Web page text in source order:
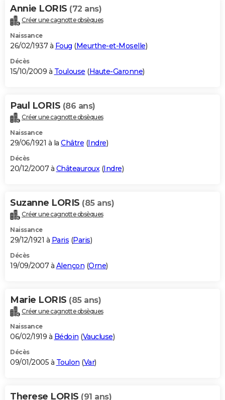
Annie LORIS (72 ans)
Créer une cagnotte obsèques
Naissance
26/02/1937 à Foug (Meurthe-et-Moselle)
Décès
15/10/2009 à Toulouse (Haute-Garonne)
Paul LORIS (86 ans)
Créer une cagnotte obsèques
Naissance
29/06/1921 à la Châtre (Indre)
Décès
20/12/2007 à Châteauroux(Indre)
Suzanne LORIS (85 ans)
Créer une cagnotte obsèques
Naissance
29/12/1921 à Paris (Paris)
Décès
19/09/2007 à Alençon (Orne)
Marie LORIS (85 ans)
Créer une cagnotte obsèques
Naissance
06/02/1919 à Bédoin (Vaucluse)
Décès
09/01/2005 à Toulon (Var)
Therese LORIS (91 ans)